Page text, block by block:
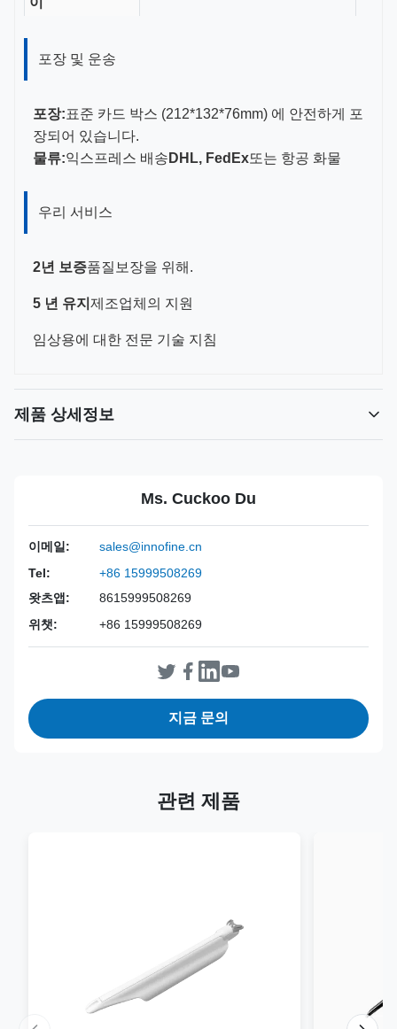
포장 및 운송
포장:표준 카드 박스 (212*132*76mm) 에 안전하게 포
장되어 있습니다.
물류:익스프레스 배송 DHL, FedEx또는 항공 화물
우리 서비스
2년 보증품질보장을 위해.
5 년 유지 제조업체의 지원
임상용에 대한 전문 기술 지침
제품 상세정보
Method:
Ms. Cuckoo Du
이메일:
sales@innofine.cn
Tel:
+86 15999508269
왓츠앱:
8615999508269
위챗:
+86 15999508269
지금 문의
관련 제품